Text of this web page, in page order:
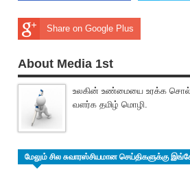
Share on Google Plus
About Media 1st
உலகின் உண்மையை உரக்க
வளர்க தமிழ் மொழி.
மேலும் சில சுவாரஸ்சியமான செய்திகளுக்கு